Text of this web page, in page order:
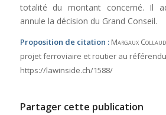
totalité du montant concerné. Il
annule la décision du Grand Conseil.
Proposition de citation : Margaux Collaud
projet ferroviaire et routier au
https://lawinside.ch/1588/
Partager cette publication